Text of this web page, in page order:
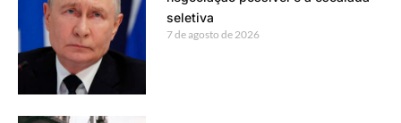
seletiva
7 de agosto de 2026